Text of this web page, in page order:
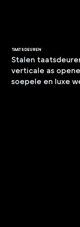
TAATSDEUREN
Stalen
verticale as
soepele en luxe